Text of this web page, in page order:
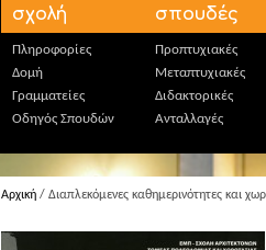
σχολή
Πληροφορίες
Δομή
Γραμματείες
Οδηγός Σπουδών
σπουδές
Προπτυχιακές
Μεταπτυχιακές
Διδακτορικές
Ανταλλαγές
Αρχική / Διαπλεκόμενες καθημερινότητες και